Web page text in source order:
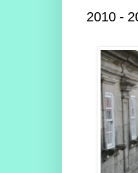
2010 -